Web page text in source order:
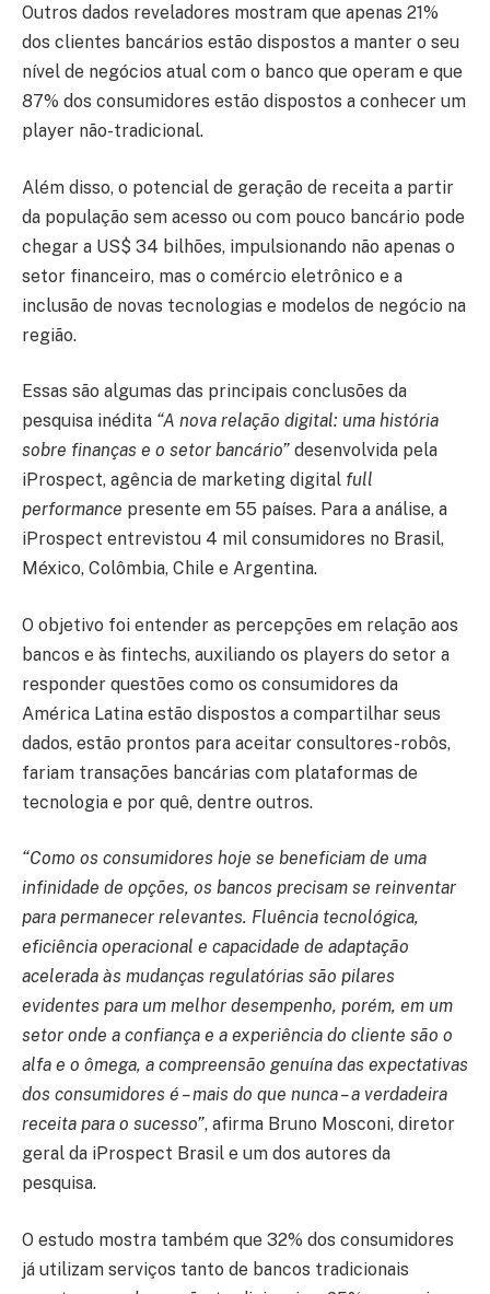
Outros dados reveladores mostram que apenas 21%
dos clientes bancários estão dispostos a manter o seu
nível de negócios atual com o banco que operam e que
87% dos consumidores estão dispostos a conhecer um
player não-tradicional.
Além disso, o potencial de geração de receita a partir
da população sem acesso ou com pouco bancário pode
chegar a US$ 34 bilhões, impulsionando não apenas o
setor financeiro, mas o comércio eletrônico e a
inclusão de novas tecnologias e modelos de negócio na
região.
Essas são algumas das principais conclusões da
pesquisa inédita “A nova relação digital: uma história
sobre finanças e o setor bancário” desenvolvida pela
iProspect, agência de marketing digital full
performance presente em 55 países. Para a análise, a
iProspect entrevistou 4 mil consumidores no Brasil,
México, Colômbia, Chile e Argentina.
O objetivo foi entender as percepções em relação aos
bancos e às fintechs, auxiliando os players do setor a
responder questões como os consumidores da
América Latina estão dispostos a compartilhar seus
dados, estão prontos para aceitar consultores-robôs,
fariam transações bancárias com plataformas de
tecnologia e por quê, dentre outros.
“Como os consumidores hoje se beneficiam de uma
infinidade de opções, os bancos precisam se reinventar
para permanecer relevantes. Fluência tecnológica,
eficiência operacional e capacidade de adaptação
acelerada às mudanças regulatórias são pilares
evidentes para um melhor desempenho, porém, em um
setor onde a confiança e a experiência do cliente são o
alfa e o ômega, a compreensão genuína das expectativas
dos consumidores é – mais do que nunca – a verdadeira
receita para o sucesso”, afirma Bruno Mosconi, diretor
geral da iProspect Brasil e um dos autores da
pesquisa.
O estudo mostra também que 32% dos consumidores
já utilizam serviços tanto de bancos tradicionais